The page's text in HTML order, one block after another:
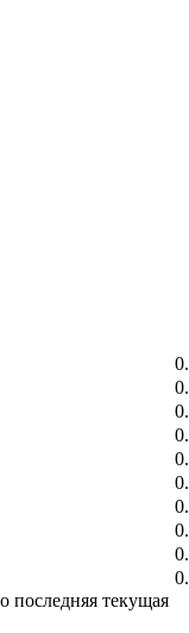
последняя текущая